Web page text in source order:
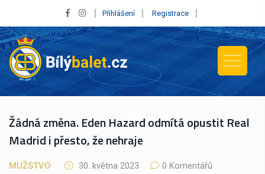
Přihlášení Registrace
Žádná změna. Eden Hazard odmítá opustit Real
Madrid i přesto, že nehraje
MUŽSTVO 30. května 2023
0 Komentářů